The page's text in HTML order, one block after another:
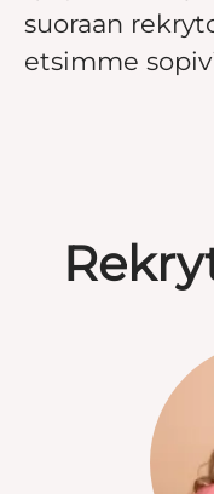
suoraan
etsimme